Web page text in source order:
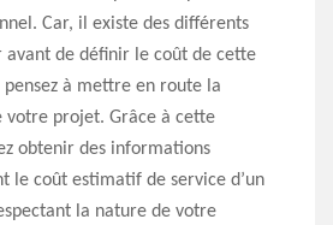
Car, il existe des différents
avant de définir le coût de cette
à mettre en route la
votre projet. Grâce à cette
obtenir des informations
le coût estimatif de service d’un
la nature de votre